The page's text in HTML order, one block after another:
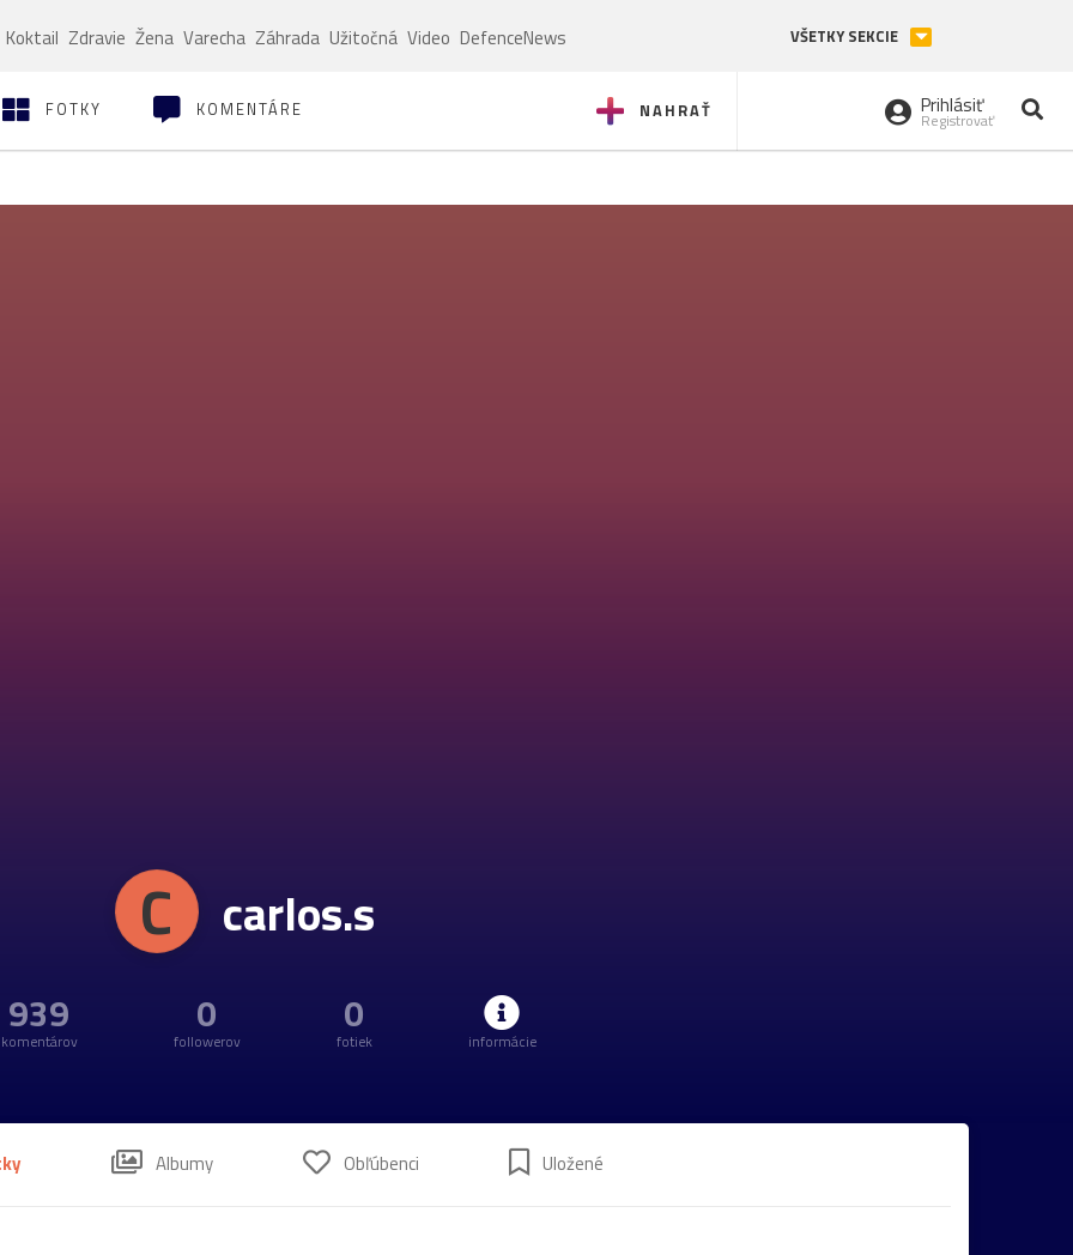
Koktail Zdravie Žena Varecha Záhrada Užitočná Video DefenceNews VŠETKY SEKCIE
NAHRAŤ
FOTKY KOMENTÁRE Prihlásiť
Registrovať
C carlos.s
939
komentárov
0
followerov
0
fotiek informácie
Albumy Obľúbenci Uložené